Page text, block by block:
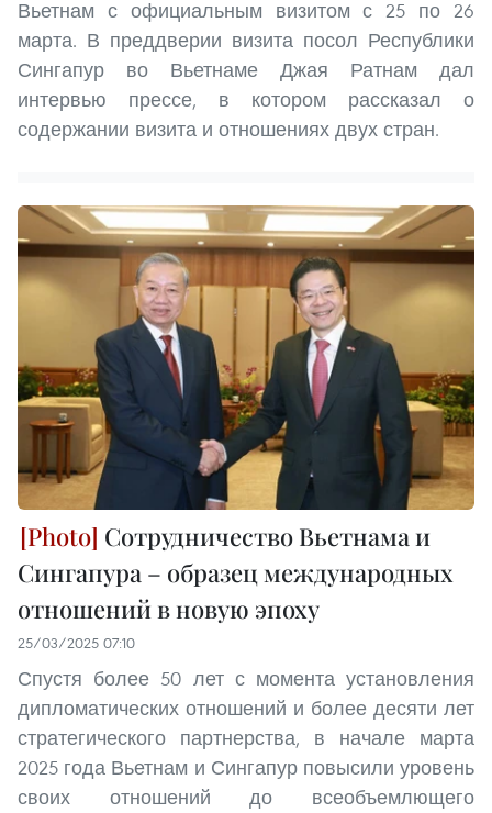
Вьетнам с официальным визитом с 25 по 26
марта. В преддверии визита посол Республики
Сингапур во Вьетнаме Джая Ратнам дал
интервью прессе, в котором рассказал о
содержании визита и отношениях двух стран.
Сотрудничество Вьетнама и
Сингапура – образец международных
отношений в новую эпоху
25/03/2025 07:10
Спустя более 50 лет с момента установления
дипломатических отношений и более десяти лет
стратегического партнерства, в начале марта
2025 года Вьетнам и Сингапур повысили уровень
своих отношений до всеобъемлющего